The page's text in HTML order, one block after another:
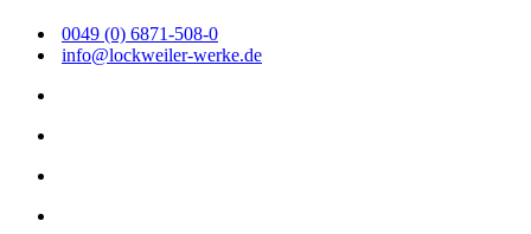
0049 (0) 6871-508-0
info@lockweiler-werke.de